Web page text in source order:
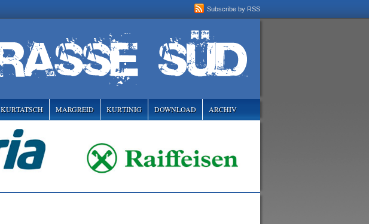
Subscribe by RSS
KURTATSCH MARGREID KURTINIG DOWNLOAD ARCHIV